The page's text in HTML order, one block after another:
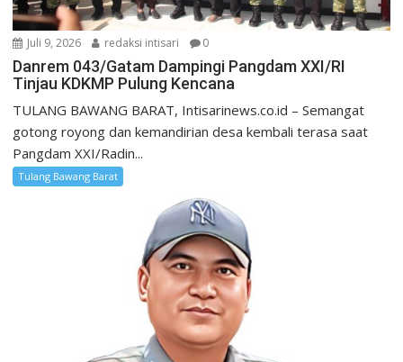
Juli 9, 2026 redaksi intisari 0
Danrem 043/Gatam Dampingi Pangdam XXI/RI
Tinjau KDKMP Pulung Kencana
TULANG BAWANG BARAT, Intisarinews.co.id – Semangat
gotong royong dan kemandirian desa kembali terasa saat
Pangdam XXI/Radin...
Tulang Bawang Barat